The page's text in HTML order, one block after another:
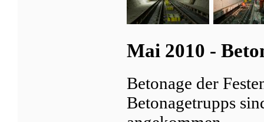
Mai 2010 -
Betonage der
Betonagetrupps